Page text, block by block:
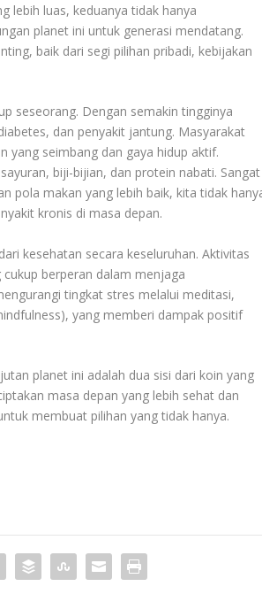
lebih luas, keduanya tidak hanya
planet ini untuk generasi mendatang.
baik dari segi pilihan pribadi, kebijakan
seseorang. Dengan semakin tingginya
dan penyakit jantung. Masyarakat
yang seimbang dan gaya hidup aktif.
biji-bijian, dan protein nabati. Sangat
pola makan yang lebih baik, kita tidak
kronis di masa depan.
kesehatan secara keseluruhan. Aktivitas
berperan dalam menjaga
tingkat stres melalui meditasi,
yang memberi dampak positif
planet ini adalah dua sisi dari koin yang
masa depan yang lebih sehat dan
membuat pilihan yang tidak hanya.